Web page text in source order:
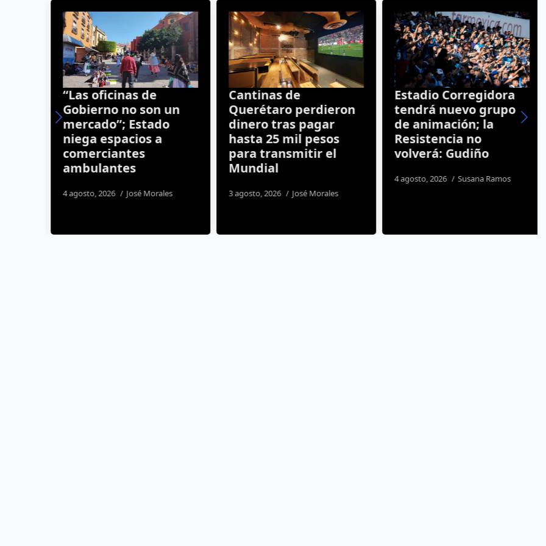
“Las oficinas de
Gobierno no son un
mercado”; Estado
niega espacios a
comerciantes
ambulantes
4 agosto, 2026 José Morales
Cantinas de
Querétaro perdieron
dinero tras pagar
hasta 25 mil pesos
para transmitir el
Mundial
3 agosto, 2026 José Morales
Estadio Corregidora
tendrá nuevo grupo
de animación; la
Resistencia no
volverá: Gudiño
4 agosto, 2026 Susana Ramos